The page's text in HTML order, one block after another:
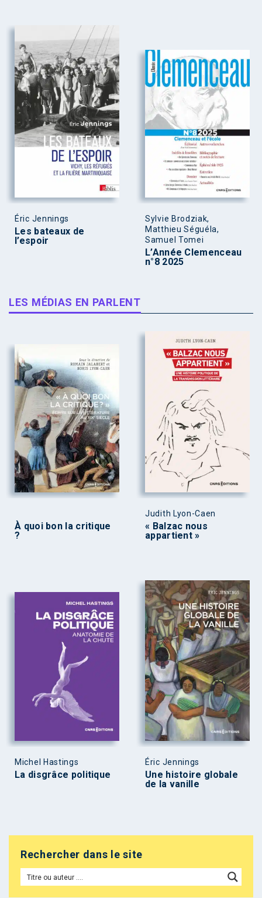
Éric Jennings
Les bateaux de
l’espoir
Sylvie Brodziak,
Matthieu Séguéla,
Samuel Tomei
L’Année Clemenceau
n°8 2025
LES MÉDIAS EN PARLENT
À quoi bon la critique
?
Judith Lyon-Caen
« Balzac nous
appartient »
Michel Hastings
La disgrâce politique
Éric Jennings
Une histoire globale
de la vanille
Rechercher dans le site